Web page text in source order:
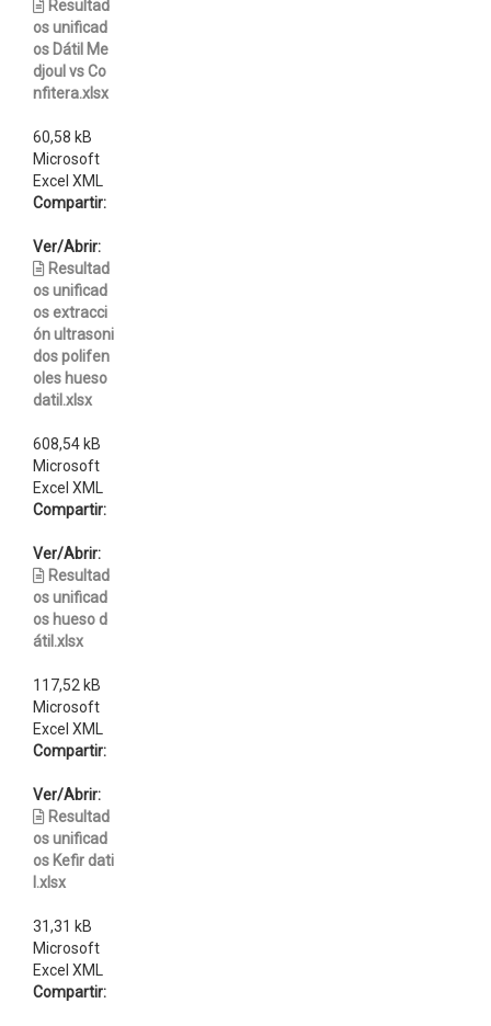
Resultad
os unificad
os Dátil Me
djoul vs Co
nfitera.xlsx
60,58 kB
Microsoft
Excel XML
Compartir:
Ver/Abrir:
Resultad
os unificad
os extracci
ón ultrasoni
dos polifen
oles hueso
datil.xlsx
608,54 kB
Microsoft
Excel XML
Compartir:
Ver/Abrir:
Resultad
os unificad
os hueso d
átil.xlsx
117,52 kB
Microsoft
Excel XML
Compartir:
Ver/Abrir:
Resultad
os unificad
os Kefir dati
l.xlsx
31,31 kB
Microsoft
Excel XML
Compartir: